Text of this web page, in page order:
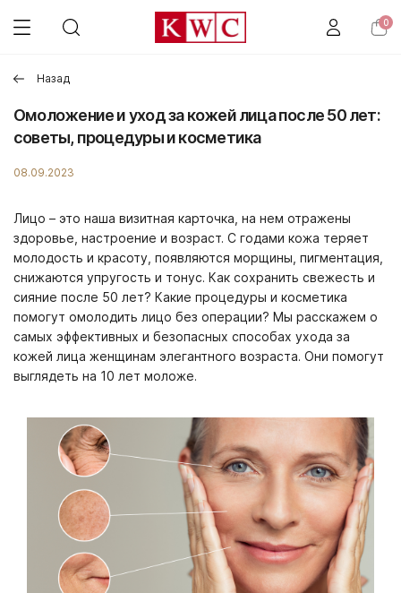
0
Назад
Омоложение и уход за кожей лица после 50 лет:
советы, процедуры и косметика
08.09.2023
Лицо – это наша визитная карточка, на нем отражены
здоровье, настроение и возраст. С годами кожа теряет
молодость и красоту, появляются морщины, пигментация,
снижаются упругость и тонус. Как сохранить свежесть и
сияние после 50 лет? Какие процедуры и косметика
помогут омолодить лицо без операции? Мы расскажем о
самых эффективных и безопасных способах ухода за
кожей лица женщинам элегантного возраста. Они помогут
выглядеть на 10 лет моложе.